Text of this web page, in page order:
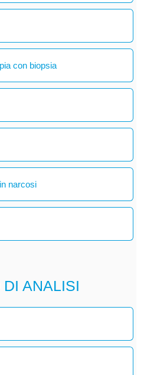
con biopsia
narcosi
DI ANALISI